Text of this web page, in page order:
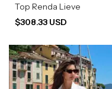
Top Renda Lieve
$308.33 USD